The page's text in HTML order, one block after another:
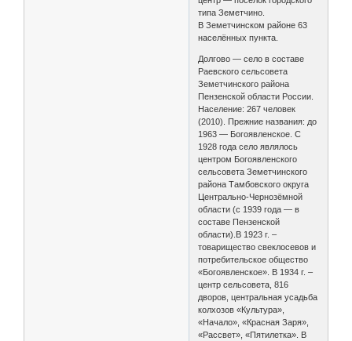
типа Земетчино.
В Земетчинском районе 63
населённых пункта.
Долгово — село в составе
Раевского сельсовета
Земетчинского района
Пензенской области России.
Население: 267 человек
(2010). Прежние названия: до
1963 — Богоявленское. С
1928 года село являлось
центром Богоявленского
сельсовета Земетчинского
района Тамбовского округа
Центрально-Чернозёмной
области (с 1939 года — в
составе Пензенской
области).В 1923 г. –
товарищество свеклосевов и
потребительское общество
«Богоявленское». В 1934 г. –
центр сельсовета, 816
дворов, центральная усадьба
колхозов «Культура»,
«Начало», «Красная Заря»,
«Рассвет», «Пятилетка». В